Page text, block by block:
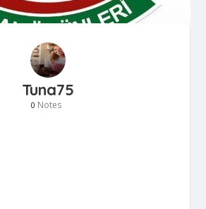
Tuna75
0 Notes